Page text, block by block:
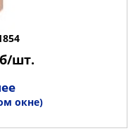
шт.
окне)